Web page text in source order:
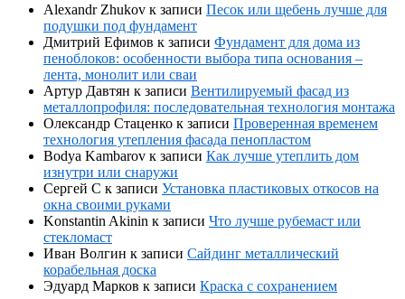
Alexandr Zhukov к записи Песок или щебень лучше для
подушки под фундамент
Дмитрий Ефимов к записи Фундамент для дома из
пеноблоков: особенности выбора типа основания –
лента, монолит или сваи
Артур Давтян к записи Вентилируемый фасад из
металлопрофиля: последовательная технология монтажа
Олександр Стаценко к записи Проверенная временем
технология утепления фасада пенопластом
Bodya Kambarov к записи Как лучше утеплить дом
изнутри или снаружи
Сергей С к записи Установка пластиковых откосов на
окна своими руками
Konstantin Akinin к записи Что лучше рубемаст или
стекломаст
Иван Волгин к записи Сайдинг металлический
корабельная доска
Эдуард Марков к записи Краска с сохранением